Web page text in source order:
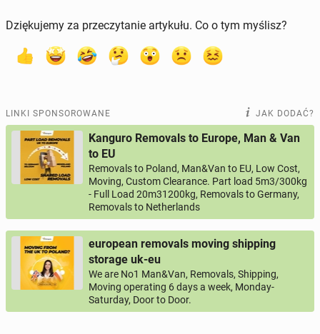
Dziękujemy za przeczytanie artykułu. Co o tym myślisz?
LINKI SPONSOROWANE JAK DODAĆ?
Kanguro Removals to Europe, Man & Van
to EU
Removals to Poland, Man&Van to EU, Low Cost,
Moving, Custom Clearance. Part load 5m3/300kg
- Full Load 20m31200kg, Removals to Germany,
Removals to Netherlands
european removals moving shipping
storage uk-eu
We are No1 Man&Van, Removals, Shipping,
Moving operating 6 days a week, Monday-
Saturday, Door to Door.